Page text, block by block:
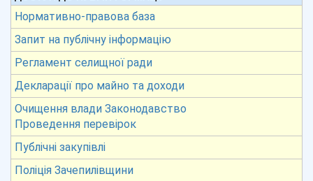
Нормативно-правова база
Запит на публічну інформацію
Регламент селищної ради
Декларації про майно та доходи
Очищення влади Законодавство
Проведення перевірок
Публічні закупівлі
Поліція Зачепилівщини